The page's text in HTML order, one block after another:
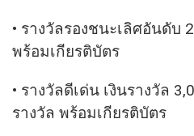
• รางวัลรองชนะเลิศอันดับ
พร้อมเกียรติบัตร
• รางวัลดีเด่น เงินรางวัล
รางวัล พร้อมเกียรติบัตร